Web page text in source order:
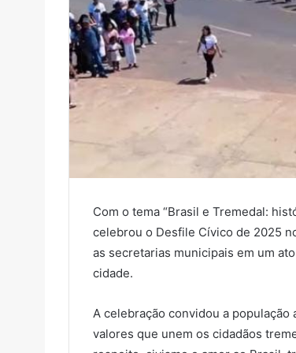
Com o tema “Brasil e Tremedal:
celebrou o Desfile Cívico de 2025
as secretarias municipais em um
cidade.
A celebração convidou a
valores que unem os cidadãos